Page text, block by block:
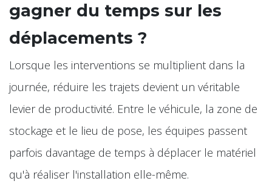
gagner du temps sur les
déplacements ?
Lorsque les interventions se multiplient dans la
journée, réduire les trajets devient un véritable
levier de productivité. Entre le véhicule, la zone de
stockage et le lieu de pose, les équipes passent
parfois davantage de temps à déplacer le matériel
qu'à réaliser l'installation elle-même.